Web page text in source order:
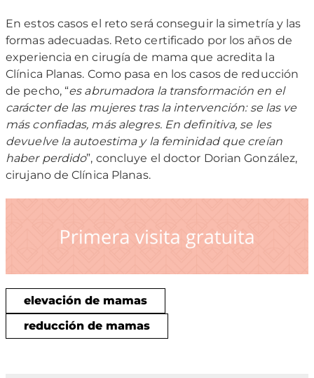
En estos casos el reto será conseguir la simetría y las
formas adecuadas. Reto certificado por los años de
experiencia en cirugía de mama que acredita la
Clínica Planas. Como pasa en los casos de reducción
de pecho, “es abrumadora la transformación en el
carácter de las mujeres tras la intervención: se las ve
más confiadas, más alegres. En definitiva, se les
devuelve la autoestima y la feminidad que creían
haber perdido”, concluye el doctor Dorian González,
cirujano de Clínica Planas.
elevación de mamas
reducción de mamas